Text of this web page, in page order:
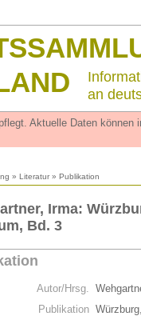
an
Aktuelle Daten können
» Literatur » Publikation
Irma:
Bd. 3
Autor/Hrsg.
Publikation